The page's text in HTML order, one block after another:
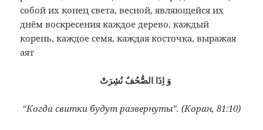
собой их конец света, весной, являющейся их
днём воскресения каждое дерево, каждый
корень, каждое семя, каждая косточка, выражая
аят
وَ اِذَا الصُّحُفُ نُشِرَتْ
“Когда свитки будут развернуты”. (Коран, 81:10)